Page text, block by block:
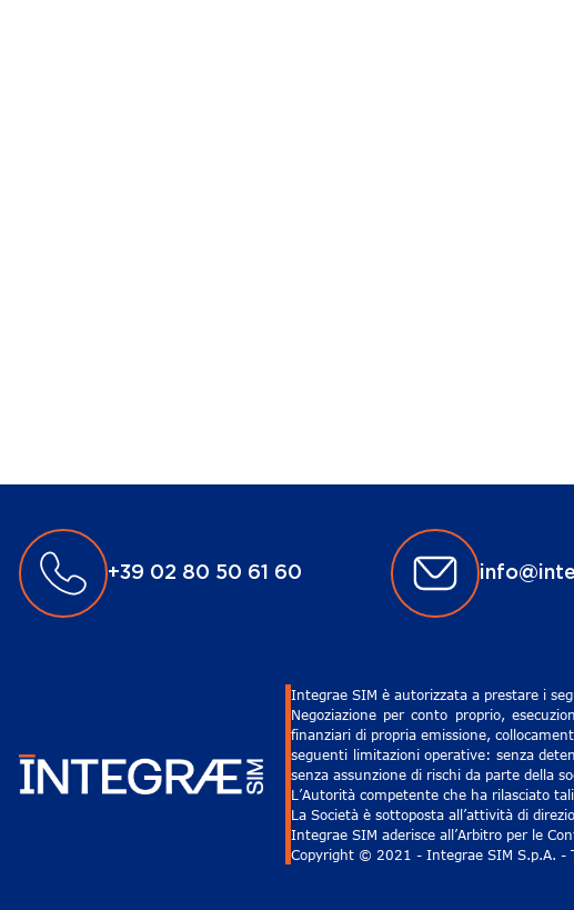
+39 02 80 50 61 60
Integrae SIM è autorizzata a prestare i
Negoziazione per conto proprio,
finanziari di propria emissione,
seguenti limitazioni operative: senza
senza assunzione di rischi da parte della
L’Autorità competente che ha rilasciato
La Società è sottoposta all’attività di
Integrae SIM aderisce all’Arbitro per le
Copyright © 2021 - Integrae SIM S.p.A. -